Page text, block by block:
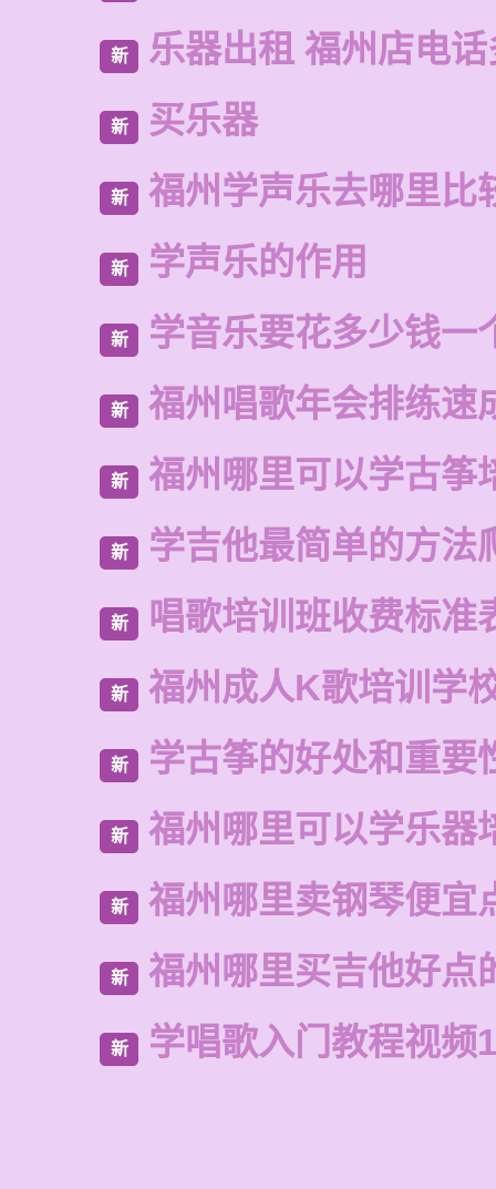
新 乐器出租 福州店电
新 买乐器
新 福州学声乐去哪里比
新 学声乐的作用
新 学音乐要花多少钱一
新 福州唱歌年会排练速
新 福州哪里可以学古筝
新 学吉他最简单的方法
新 唱歌培训班收费标准
新 福州成人K歌培训学
新 学古筝的好处和重要
新 福州哪里可以学乐器
新 福州哪里卖钢琴便宜
新 福州哪里买吉他好点
新 学唱歌入门教程视频